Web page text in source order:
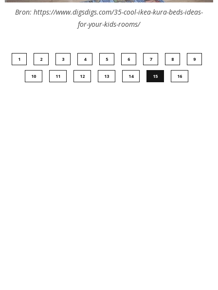
Bron: https://www.digsdigs.com/35-cool-ikea-kura-beds-ideas-
for-your-kids-rooms/
1 2 3 4 5 6 7 8 9
10 11 12 13 14 15 16